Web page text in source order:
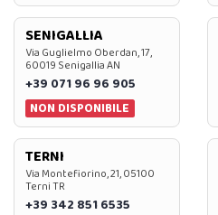
SENIGALLIA
Via Guglielmo Oberdan, 17,
60019 Senigallia AN
+39 071 96 96 905
NON DISPONIBILE
TERNI
Via Montefiorino, 21, 05100
Terni TR
+39 342 851 6535